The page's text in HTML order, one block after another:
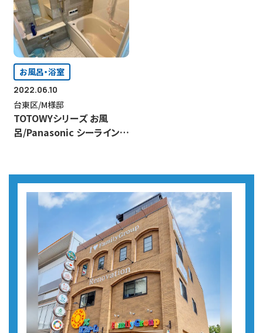
お風呂・浴室
2022.06.10
台東区/M様邸
TOTOWYシリーズ お風
呂/Panasonic シーライン